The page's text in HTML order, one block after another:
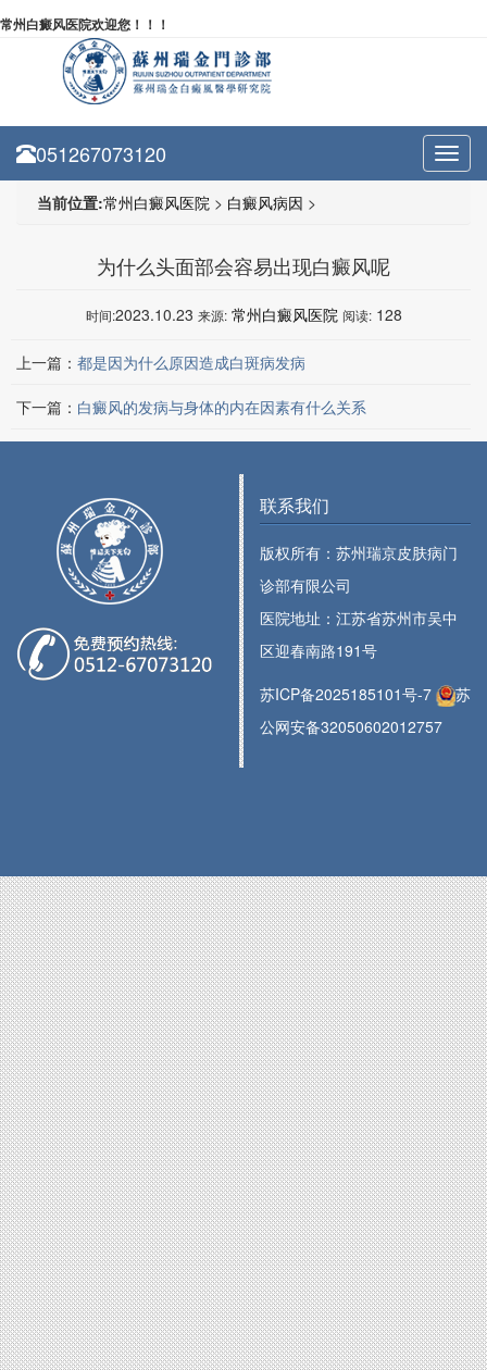
常州白癜风医院欢迎您！！！
051267073120
当前位置:常州白癜风医院 > 白癜风病因 >
为什么头面部会容易出现白癜风呢
时间:2023.10.23 来源: 常州白癜风医院 阅读: 128
上一篇： 都是因为什么原因造成白斑病发病
下一篇： 白癜风的发病与身体的内在因素有什么关系
联系我们
版权所有：苏州瑞京皮肤病门
诊部有限公司
医院地址：江苏省苏州市吴中
区迎春南路191号
苏ICP备2025185101号-7
苏
公网安备32050602012757